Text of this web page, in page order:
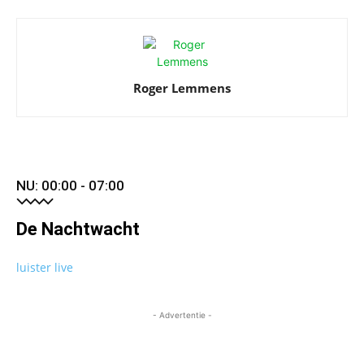
Roger Lemmens
NU: 00:00 - 07:00
De Nachtwacht
luister live
- Advertentie -